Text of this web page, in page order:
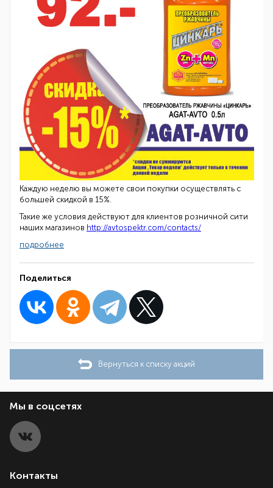
Каждую неделю вы можете свои покупки осуществлять с
большей скидкой в 15%.
Такие же условия действуют для клиентов розничной сити
наших магазинов http://avtospektr.com/contacts/
подробнее
Поделиться
Вернуться к списку акций
Мы в соцсетях
Контакты